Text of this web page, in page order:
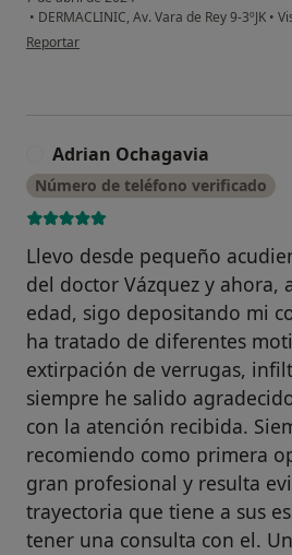
• DERMACLINIC, Av. Vara de Rey 9-3ºJK •
en opinión del usuario Fernando G.
Reportar
Adrian Ochagavia
Número de teléfono verificado
Llevo desde pequeño
del doctor Vázquez y ahora,
edad, sigo depositando mi
ha tratado de diferentes
extirpación de verrugas,
siempre he salido
con la atención recibida.
recomiendo como primera
gran profesional y resulta
trayectoria que tiene a sus
tener una consulta con el.